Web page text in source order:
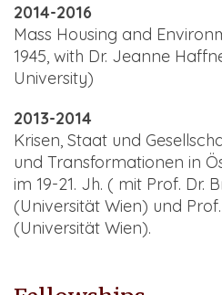
2014-2016
Mass Housing and
1945, with Dr. Jeanne
University)
2013-2014
Krisen, Staat und
und Transformationen in
im 19-21. Jh. ( mit Prof. Dr.
(Universität Wien) und
(Universität Wien).